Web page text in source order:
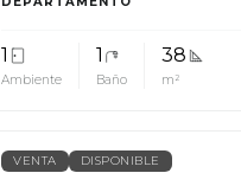
1
Ambiente
1
Baño
38
m²
VENTA DISPONIBLE